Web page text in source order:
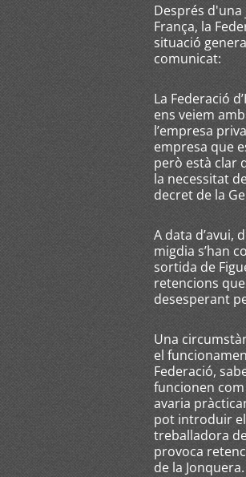
Després
França, la
situació
comunicat:
La Federació
ens veiem
l’empresa
empresa que
però està clar
la necessitat
decret de la
A data d’avui,
migdia s’han
sortida de
retencions
desesperant
Una
el
Federació,
funcionen com
avaria
pot introduir
treballadora
provoca
de la Jonquera.